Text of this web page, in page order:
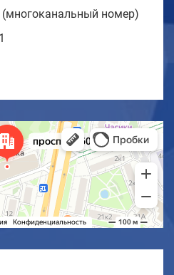
(многоканальный номер)